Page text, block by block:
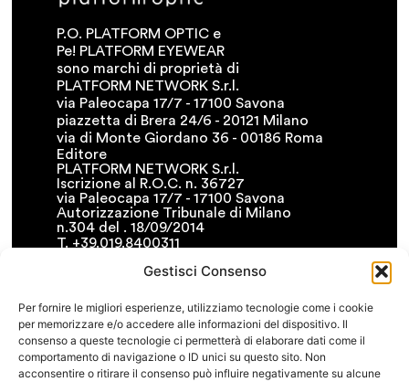
Gestisci Consenso
Per fornire le migliori esperienze, utilizziamo tecnologie come i cookie
per memorizzare e/o accedere alle informazioni del dispositivo. Il
consenso a queste tecnologie ci permetterà di elaborare dati come il
comportamento di navigazione o ID unici su questo sito. Non
acconsentire o ritirare il consenso può influire negativamente su alcune
P.O. PLATFORM OPTIC e
Pe! PLATFORM EYEWEAR
sono marchi di proprietà di
PLATFORM NETWORK S.r.l.
via Paleocapa 17/7 - 17100 Savona
piazzetta di Brera 24/6 - 20121 Milano
via di Monte Giordano 36 - 00186 Roma
Editore
PLATFORM NETWORK S.r.l.
Iscrizione al R.O.C. n. 36727
via Paleocapa 17/7 - 17100 Savona
Autorizzazione Tribunale di Milano
n.304 del . 18/09/2014
T. +39.019.8400311
• info@platformnetwork.it
CERCA NEL SITO